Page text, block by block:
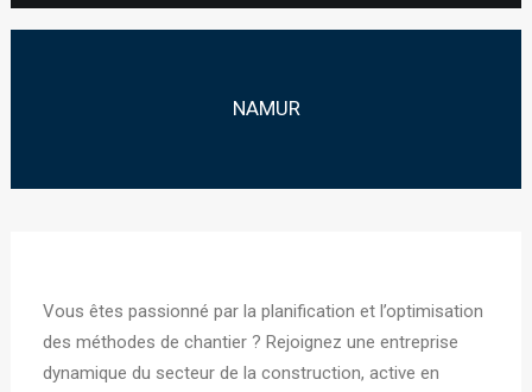
NAMUR
Vous êtes passionné par la planification et l’optimisation
des méthodes de chantier ? Rejoignez une entreprise
dynamique du secteur de la construction, active en